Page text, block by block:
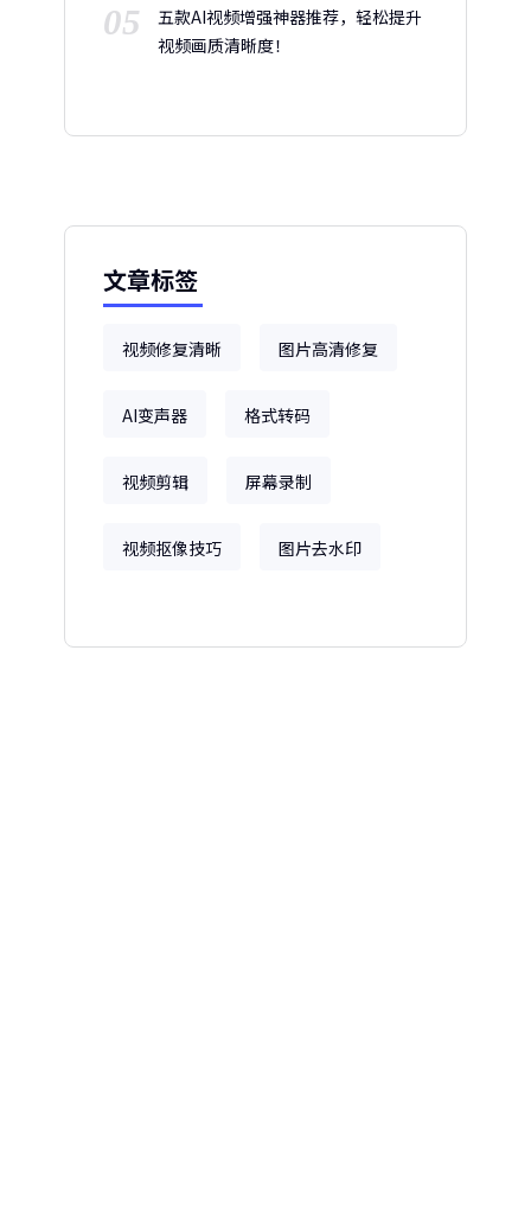
05
五款AI视频增强神器推荐，轻松提升
视频画质清晰度！
文章标签
视频修复清晰 图片高清修复
AI变声器 格式转码
视频剪辑 屏幕录制
视频抠像技巧 图片去水印